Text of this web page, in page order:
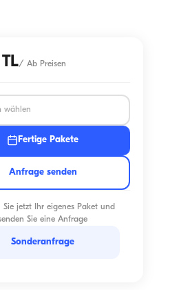
/ Ab Preisen
wählen
Fertige Pakete
Anfrage senden
Sie jetzt Ihr eigenes Paket und
Sie eine Anfrage
Sonderanfrage